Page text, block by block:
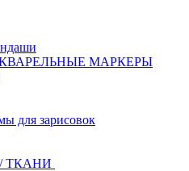
АКВАРЕЛЬНЫЕ МАРКЕРЫ
для зарисовок
ТКАНИ